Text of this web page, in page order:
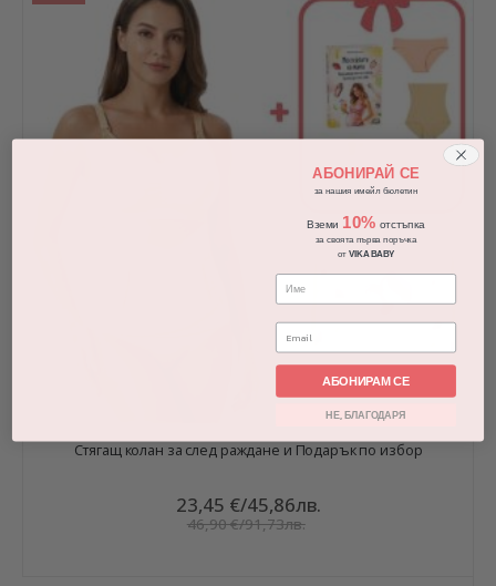
Стягащ колан за след раждане и Подарък по избор
23,45 €/45,86лв.
46,90 €/91,73лв.
АБОНИРАЙ СЕ
за нашия имейл бюлетин
Вземи 10% отстъпка
за своята първа поръчка
от VIKA BABY
АБОНИРАМ СЕ
НЕ, БЛАГОДАРЯ